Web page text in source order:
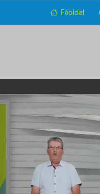
Főoldal